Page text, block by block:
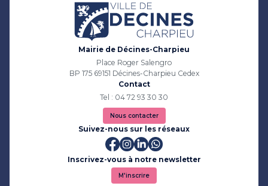
Mairie de Décines-Charpieu
Place Roger Salengro
BP 175 69151 Décines-Charpieu Cedex
Contact
Tel : 04 72 93 30 30
Nous contacter
Suivez-nous sur les réseaux
Inscrivez-vous à notre newsletter
M'inscrire